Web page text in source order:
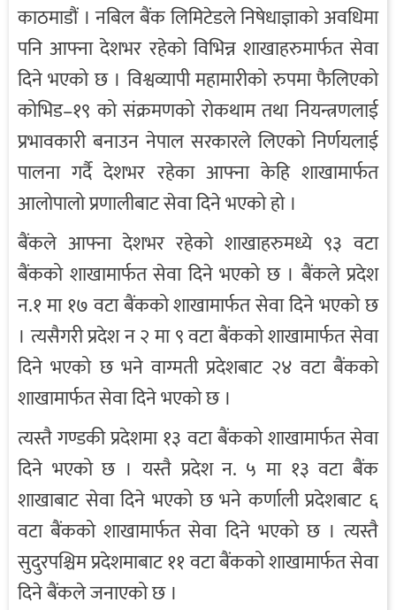
काठमाडौं । नबिल बैंक लिमिटेडले निषेधाज्ञाको अवधिमा
पनि आफ्ना देशभर रहेको विभिन्न शाखाहरुमार्फत सेवा
दिने भएको छ । विश्वव्यापी महामारीको रुपमा फैलिएको
कोभिड–१९ को संक्रमणको रोकथाम तथा नियन्त्रणलाई
प्रभावकारी बनाउन नेपाल सरकारले लिएको निर्णयलाई
पालना गर्दै देशभर रहेका आफ्ना केहि शाखामार्फत
आलोपालो प्रणालीबाट सेवा दिने भएको हो ।
बैंकले आफ्ना देशभर रहेको शाखाहरुमध्ये ९३ वटा
बैंकको शाखामार्फत सेवा दिने भएको छ । बैंकले प्रदेश
न.१ मा १७ वटा बैंकको शाखामार्फत सेवा दिने भएको छ
। त्यसैगरी प्रदेश न २ मा ९ वटा बैंकको शाखामार्फत सेवा
दिने भएको छ भने वाग्मती प्रदेशबाट २४ वटा बैंकको
शाखामार्फत सेवा दिने भएको छ ।
त्यस्तै गण्डकी प्रदेशमा १३ वटा बैंकको शाखामार्फत सेवा
दिने भएको छ । यस्तै प्रदेश न. ५ मा १३ वटा बैंक
शाखाबाट सेवा दिने भएको छ भने कर्णाली प्रदेशबाट ६
वटा बैंकको शाखामार्फत सेवा दिने भएको छ । त्यस्तै
सुदुरपश्चिम प्रदेशमाबाट ११ वटा बैंकको शाखामार्फत सेवा
दिने बैंकले जनाएको छ ।